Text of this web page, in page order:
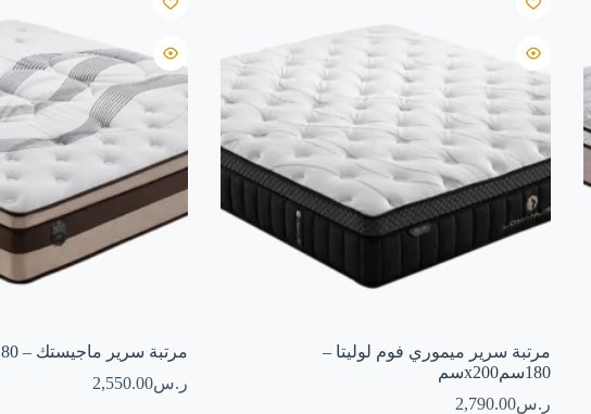
مرتبة سرير ميموري فوم لوليتا –
180سمx200سم
ر.س2,790.00
مرتبة سرير ماجيستك – 180سمx200سم
ر.س2,550.00